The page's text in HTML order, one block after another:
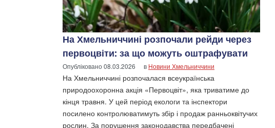
На Хмельниччині розпочали рейди через
первоцвіти: за що можуть оштрафувати
Опубліковано08.03.2026 в Новини Хмельниччини
На Хмельниччині розпочалася всеукраїнська
природоохоронна акція «Первоцвіт», яка триватиме до
кінця травня. У цей період екологи та інспектори
посилено контролюватимуть збір і продаж ранньоквітучих
рослин. За порушення законодавства передбачені